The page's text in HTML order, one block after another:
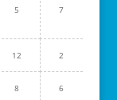
5 7
12 2
8 6